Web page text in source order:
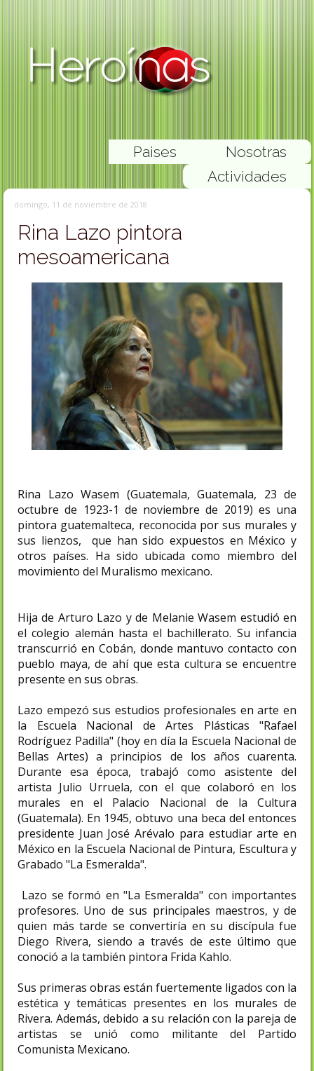
Nosotras
Paises
Actividades
domingo, 11 de noviembre de 2018
Rina Lazo pintora
mesoamericana
Rina Lazo Wasem (Guatemala, Guatemala, 23 de
octubre de 1923-1 de noviembre de 2019) es una
pintora guatemalteca, reconocida por sus murales y
sus lienzos, que han sido expuestos en México y
otros países. Ha sido ubicada como miembro del
movimiento del Muralismo mexicano.
Hija de Arturo Lazo y de Melanie Wasem estudió en
el colegio alemán hasta el bachillerato.​ Su infancia
transcurrió en Cobán, donde mantuvo contacto con
pueblo maya, de ahí que esta cultura se encuentre
presente en sus obras.
Lazo empezó sus estudios profesionales en arte en
la Escuela Nacional de Artes Plásticas "Rafael
Rodríguez Padilla" (hoy en día la Escuela Nacional de
Bellas Artes) a principios de los años cuarenta.
Durante esa época, trabajó como asistente del
artista Julio Urruela, con el que colaboró en los
murales en el Palacio Nacional de la Cultura
(Guatemala). En 1945, obtuvo una beca del entonces
presidente Juan José Arévalo para estudiar arte en
México en la Escuela Nacional de Pintura, Escultura y
Grabado "La Esmeralda".
Lazo se formó en "La Esmeralda" con importantes
profesores. Uno de sus principales maestros, y de
quien más tarde se convertiría en su discípula fue
Diego Rivera, siendo a través de este último que
conoció a la también pintora Frida Kahlo.​
Sus primeras obras están fuertemente ligados con la
estética y temáticas presentes en los murales de
Rivera. Además, debido a su relación con la pareja de
artistas se unió como militante del Partido
Comunista Mexicano.